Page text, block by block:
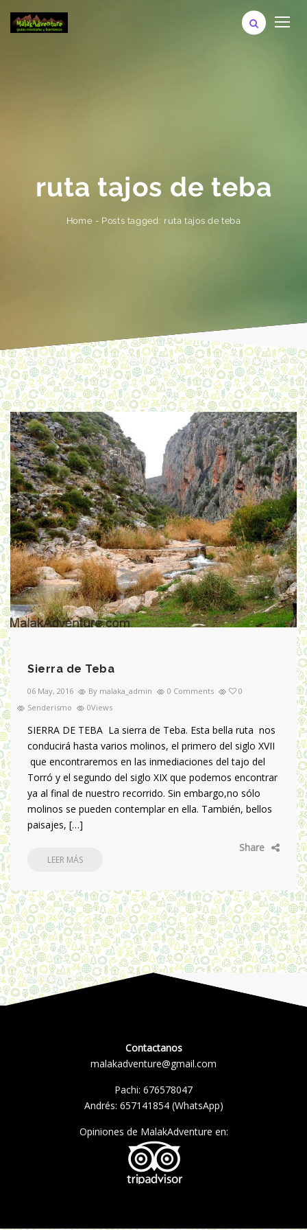
ruta tajos de teba
Home - Posts tagged: ruta tajos de teba
Sierra de Teba
06 May, 2016 By malaka_admin 0 Comments
0
Senderismo
0Views
SIERRA DE TEBA La sierra de Teba. Esta bella ruta nos
conducirá hasta varios molinos, el primero del siglo XVII
que encontraremos en las inmediaciones del tajo del
Torró y el segundo del siglo XIX que podemos encontrar
ya al final de nuestro recorrido. Sin embargo,no sólo
molinos se pueden contemplar en ella. También, bellos
paisajes, […]
Share
LEER MÁS
Contactanos
malakadventure@gmail.com
Pachi: 676578047
Andrés: 657141854(WhatsApp)
Opiniones de MalakAdventure en: